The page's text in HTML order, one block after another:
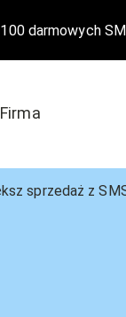
darmowych
Firma
sprzedaż z